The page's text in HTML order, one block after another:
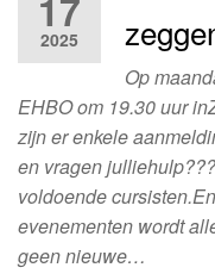
2025
Op
EHBO om 19.30 uur
zijn er enkele
en vragen
voldoende
evenementen wordt
geen nieuwe…